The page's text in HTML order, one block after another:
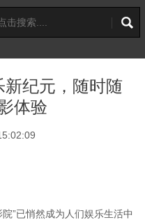
纪元，随时随
体验
”已悄然成为人们娱乐生活中